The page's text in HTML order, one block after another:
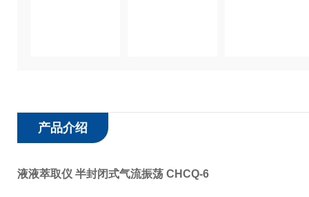
产品介绍
液液萃取仪 半封闭式气流振荡 CHCQ-6